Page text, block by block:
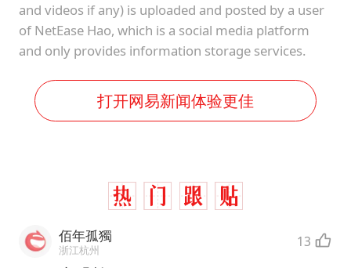
and videos if any) is uploaded and posted by a user
of NetEase Hao, which is a social media platform
and only provides information storage services.
打开网易新闻体验更佳
佰年孤獨
浙江杭州 13